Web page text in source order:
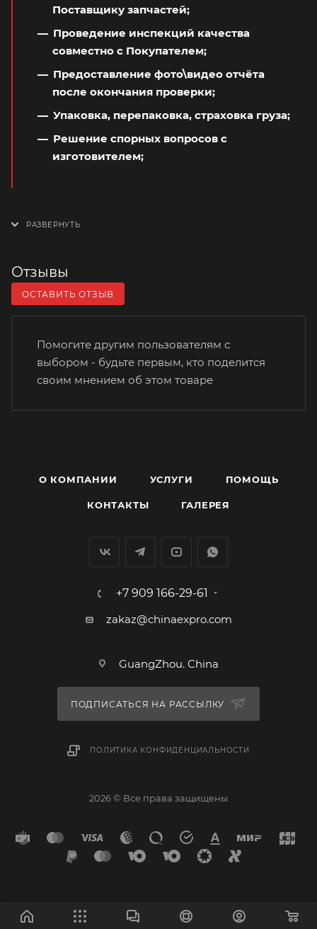
Поставщику запчастей;
Проведение инспекций качества
совместно с Покупателем;
Предоставление фото\видео отчёта
после окончания проверки;
Упаковка, перепаковка, страховка груза;
Решение спорных вопросов с
изготовителем;
Отзывы
ОСТАВИТЬ ОТЗЫВ
Помогите другим пользователям с
выбором - будьте первым, кто поделится
своим мнением об этом товаре
О КОМПАНИИ УСЛУГИ ПОМОЩЬ
КОНТАКТЫ ГАЛЕРЕЯ
+7 909 166-29-61
zakaz@chinaexpro.com
GuangZhou. China
ПОДПИСАТЬСЯ НА РАССЫЛКУ
ПОЛИТИКА КОНФИДЕНЦИАЛЬНОСТИ
2026 © Все права защищены